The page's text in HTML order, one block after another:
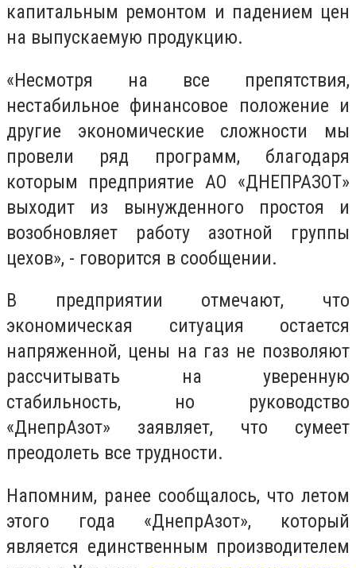
капитальным ремонтом и падением цен
на выпускаемую продукцию.
«Несмотря на все препятствия,
нестабильное финансовое положение и
другие экономические сложности мы
провели ряд программ, благодаря
которым предприятие АО «ДНЕПРАЗОТ»
выходит из вынужденного простоя и
возобновляет работу азотной группы
цехов», - говорится в сообщении.
В предприятии отмечают, что
экономическая ситуация остается
напряженной, цены на газ не позволяют
рассчитывать на уверенную
стабильность, но руководство
«ДнепрАзот» заявляет, что сумеет
преодолеть все трудности.
Напомним, ранее сообщалось, что летом
этого года «ДнепрАзот», который
является единственным производителем